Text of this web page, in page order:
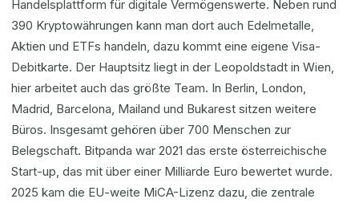
Handelsplattform für digitale Vermögenswerte. Neben rund
390 Kryptowährungen kann man dort auch Edelmetalle,
Aktien und ETFs handeln, dazu kommt eine eigene Visa-
Debitkarte. Der Hauptsitz liegt in der Leopoldstadt in Wien,
hier arbeitet auch das größte Team. In Berlin, London,
Madrid, Barcelona, Mailand und Bukarest sitzen weitere
Büros. Insgesamt gehören über 700 Menschen zur
Belegschaft. Bitpanda war 2021 das erste österreichische
Start-up, das mit über einer Milliarde Euro bewertet wurde.
2025 kam die EU-weite MiCA-Lizenz dazu, die zentrale